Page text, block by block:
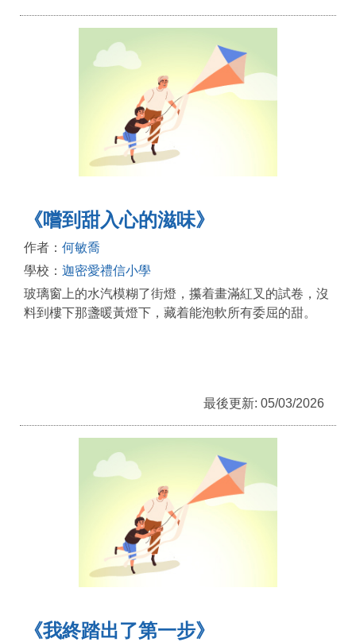
《嚐到甜入心的滋味》
作者： 何敏喬
學校： 迦密愛禮信小學
玻璃窗上的水汽模糊了街燈，攥着畫滿紅叉的試卷，沒
料到樓下那盞暖黃燈下，藏着能泡軟所有委屈的甜。
最後更新: 05/03/2026
《我終踏出了第一步》